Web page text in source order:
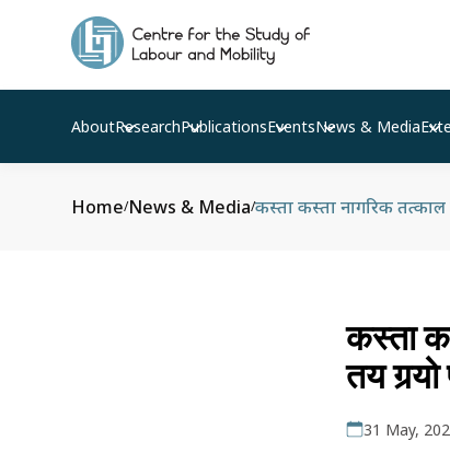
AboutResearchPublicationsEventsNews & Media
Home/News & Media/कस्ता कस्ता नागरिक तत्काल
कस्ता
तय
31 May,